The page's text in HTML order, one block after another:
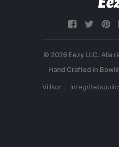
© 2026 Eezy LLC. Alla
Villkor